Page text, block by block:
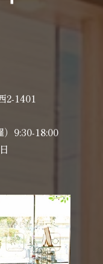
2-1401
）9:30-18:00